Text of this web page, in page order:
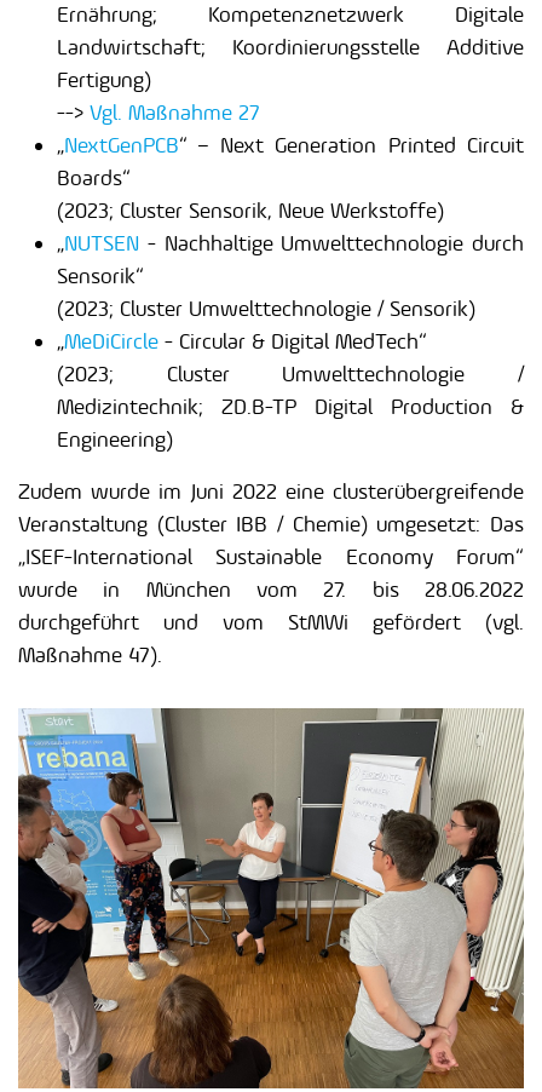
Ernährung; Kompetenznetzwerk Digitale
Landwirtschaft; Koordinierungsstelle Additive
Fertigung)
--> Vgl. Maßnahme 27
„NextGenPCB“ – Next Generation Printed Circuit
Boards“
(2023; Cluster Sensorik, Neue Werkstoffe)
„NUTSEN - Nachhaltige Umwelttechnologie durch
Sensorik“
(2023; Cluster Umwelttechnologie / Sensorik)
„MeDiCircle - Circular & Digital MedTech“
(2023; Cluster Umwelttechnologie /
Medizintechnik; ZD.B-TP Digital Production &
Engineering)
Zudem wurde im Juni 2022 eine clusterübergreifende
Veranstaltung (Cluster IBB / Chemie) umgesetzt: Das
„ISEF-International Sustainable Economy Forum“
wurde in München vom 27. bis 28.06.2022
durchgeführt und vom StMWi gefördert (vgl.
Maßnahme 47).